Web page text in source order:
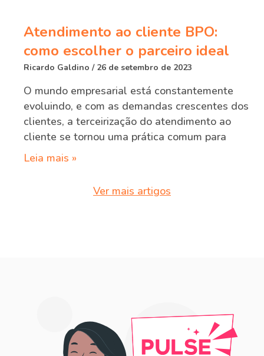
Atendimento ao cliente BPO:
como escolher o parceiro ideal
Ricardo Galdino 26 de setembro de 2023
O mundo empresarial está constantemente
evoluindo, e com as demandas crescentes dos
clientes, a terceirização do atendimento ao
cliente se tornou uma prática comum para
Leia mais »
Ver mais artigos